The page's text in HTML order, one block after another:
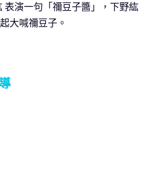
表演一句「禰豆子醬」，下野紘
大喊禰豆子。